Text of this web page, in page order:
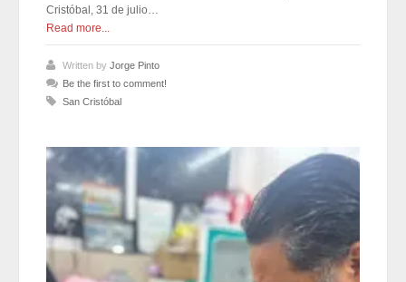
Cristóbal, 31 de julio…
Read more...
Written by Jorge Pinto
Be the first to comment!
San Cristóbal